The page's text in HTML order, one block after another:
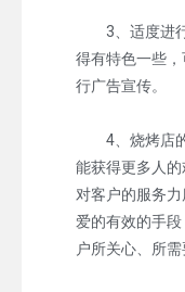
3、适度进行
得有特色一些
行广告宣传。
4、烧烤店的
能获得更多人
对客户的服务
爱的有效的手
户所关心、所需